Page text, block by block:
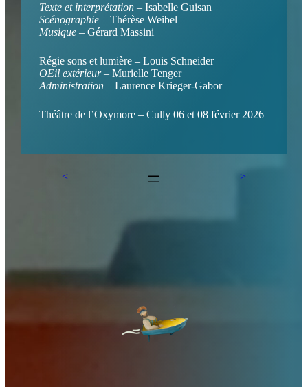
Texte et interprétation – Isabelle Guisan
Scénographie – Thérèse Weibel
Musique – Gérard Massini
Régie sons et lumière – Louis Schneider
OEil extérieur– Murielle Tenger
Administration – Laurence Krieger-Gabor
Théâtre de l’Oxymore – Cully 06 et 08 février 2026
< >